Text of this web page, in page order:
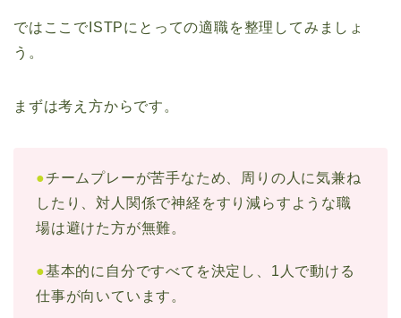
ではここでISTPにとっての適職を整理してみましょ
う。
まずは考え方からです。
●チームプレーが苦手なため、周りの人に気兼ね
したり、対人関係で神経をすり減らすような職
場は避けた方が無難。
●基本的に自分ですべてを決定し、1人で動ける
仕事が向いています。